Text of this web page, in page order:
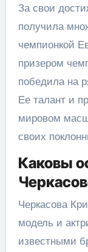
За свои
получила
чемпионкой
призером
победила на
Ее талант и
мировом
своих
Каковы
Черкасова
модель и
известными